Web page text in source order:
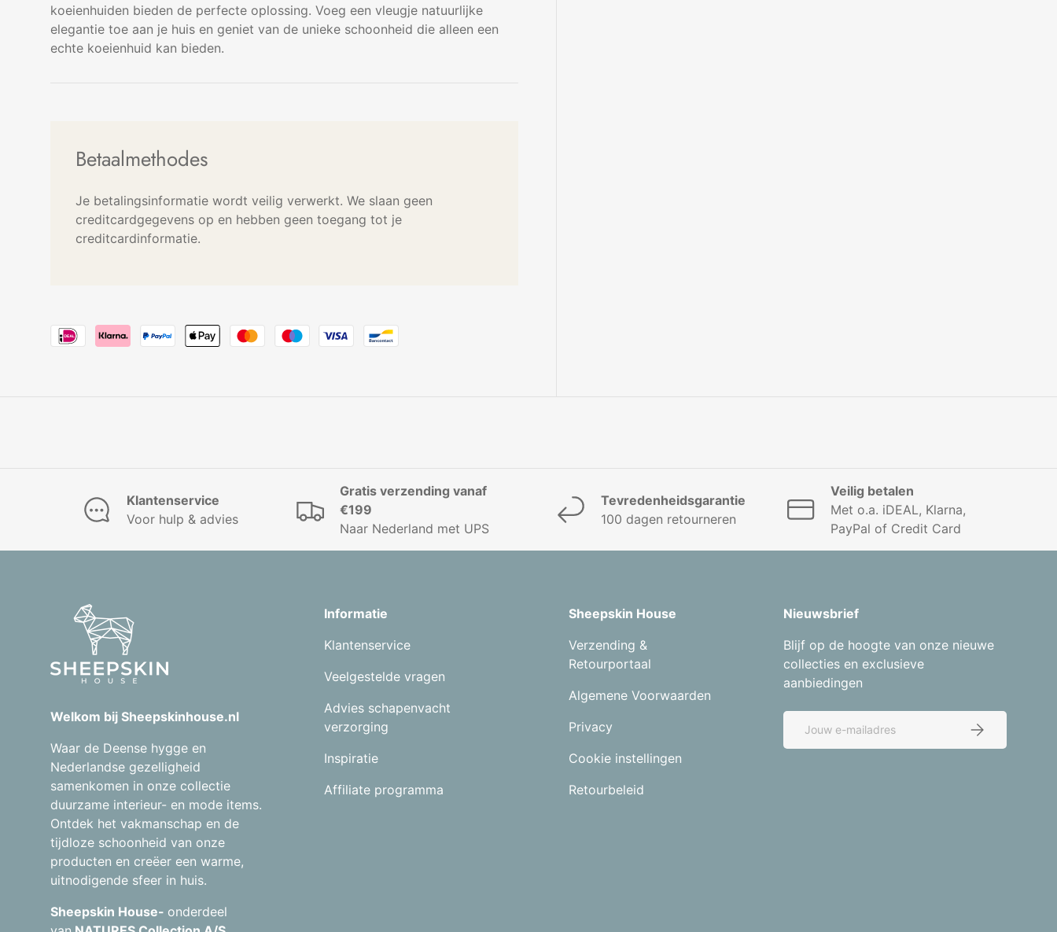
koeienhuiden bieden de perfecte oplossing. Voeg een vleugje natuurlijke
elegantie toe aan je huis en geniet van de unieke schoonheid die alleen een
echte koeienhuid kan bieden.
Betaalmethodes
Je betalingsinformatie wordt veilig verwerkt. We slaan geen
creditcardgegevens op en hebben geen toegang tot je
creditcardinformatie.
Klantenservice
Voor hulp & advies
Gratis verzending vanaf
€199
Naar Nederland met UPS
Tevredenheidsgarantie
100 dagen retourneren
Veilig betalen
Met o.a. iDEAL, Klarna,
PayPal of Credit Card
Welkom bij Sheepskinhouse.nl
Waar de Deense hygge en
Nederlandse gezelligheid
samenkomen in onze collectie
duurzame interieur- en mode items.
Ontdek het vakmanschap en de
tijdloze schoonheid van onze
producten en creëer een warme,
uitnodigende sfeer in huis.
Sheepskin House- onderdeel
Informatie
Klantenservice
Veelgestelde vragen
Advies schapenvacht
verzorging
Inspiratie
Affiliate programma
Sheepskin House
Verzending &
Retourportaal
Algemene Voorwaarden
Privacy
Cookie instellingen
Retourbeleid
Nieuwsbrief
Blijf op de hoogte van onze nieuwe
collecties en exclusieve
aanbiedingen
Abonneer